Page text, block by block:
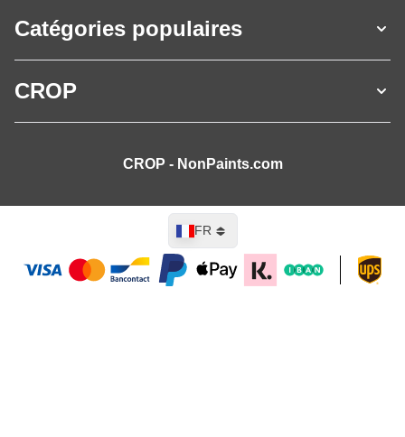
Catégories populaires
CROP
CROP - NonPaints.com
Langue
FR